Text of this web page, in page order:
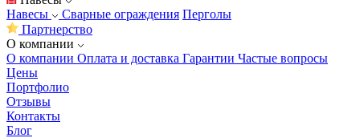
Навесы
Сварные ограждения Перголы
Партнерство
О компании
О компании Оплата и доставка Гарантии Частые вопросы
Цены
Портфолио
Отзывы
Контакты
Блог